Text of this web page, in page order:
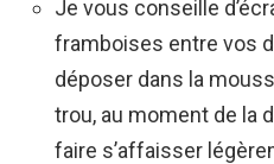
Je vous conseille
framboises entre vos
déposer dans la
trou, au moment de la
faire s’affaisser